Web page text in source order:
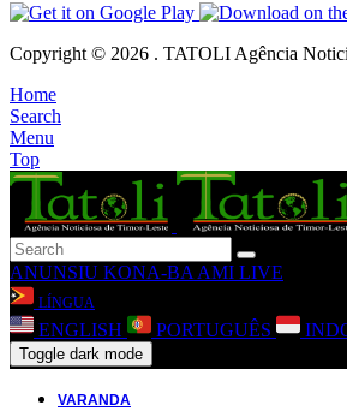
Copyright © 2026 . TATOLI Agência
Home
Search
Menu
Top
ANUNSIU KONA-BA AMI LIVE
LÍNGUA
ENGLISH PORTUGUÊS
Toggle dark mode
VARANDA